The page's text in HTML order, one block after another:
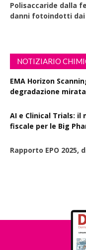
Polisaccaride dalla
danni fotoindotti dai
NOTIZIARIO
EMA Horizon
degradazione
AI e Clinical Trials:
fiscale per le Big
Rapporto EPO